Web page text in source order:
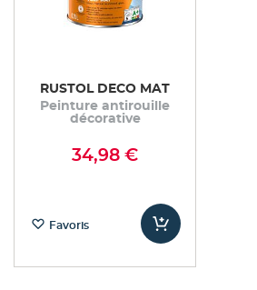
RUSTOL DECO MAT
Peinture antirouille
décorative
34,98 €
Favoris